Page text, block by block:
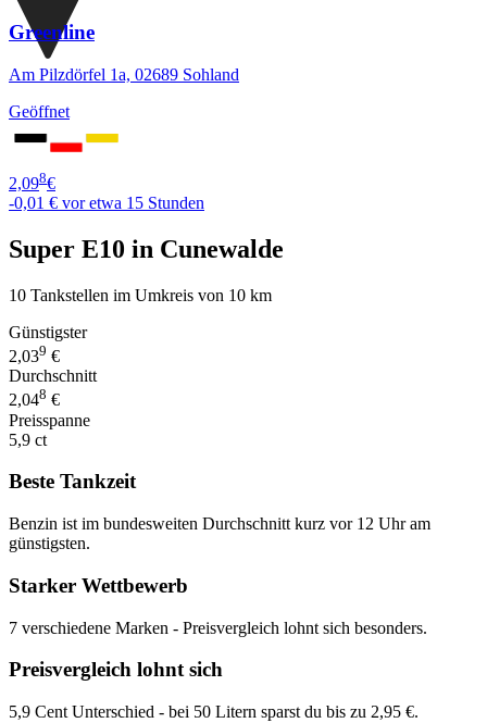
Greenline
Am Pilzdörfel 1a, 02689 Sohland
Geöffnet
2,098€
-0,01 € vor etwa 15 Stunden
Super E10 in Cunewalde
10 Tankstellen im Umkreis von 10 km
Günstigster
2,039 €
Durchschnitt
2,048 €
Preisspanne
5,9 ct
Beste Tankzeit
Benzin ist im bundesweiten Durchschnitt kurz vor 12 Uhr am
günstigsten.
Starker Wettbewerb
7 verschiedene Marken - Preisvergleich lohnt sich besonders.
Preisvergleich lohnt sich
5,9 Cent Unterschied - bei 50 Litern sparst du bis zu 2,95 €.